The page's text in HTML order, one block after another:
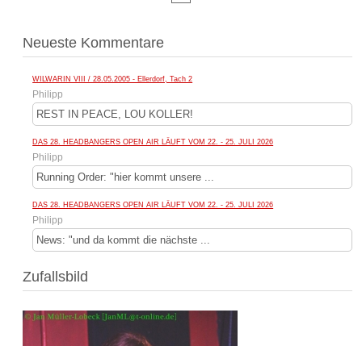
Neueste Kommentare
WILWARIN VIII / 28.05.2005 - Ellerdorf, Tach 2
Philipp
REST IN PEACE, LOU KOLLER!
DAS 28. HEADBANGERS OPEN AIR LÄUFT VOM 22. - 25. JULI 2026
Philipp
Running Order: "hier kommt unsere ...
DAS 28. HEADBANGERS OPEN AIR LÄUFT VOM 22. - 25. JULI 2026
Philipp
News: "und da kommt die nächste ...
Zufallsbild